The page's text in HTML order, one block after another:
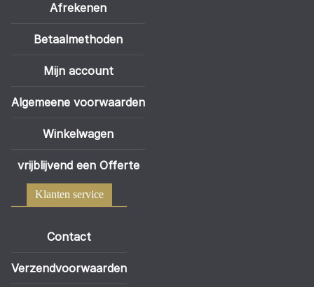
Afrekenen
Betaalmethoden
Mijn account
Algemeene voorwaarden
Winkelwagen
vrijblijvend een Offerte
Klanten service
Contact
Verzendvoorwaarden